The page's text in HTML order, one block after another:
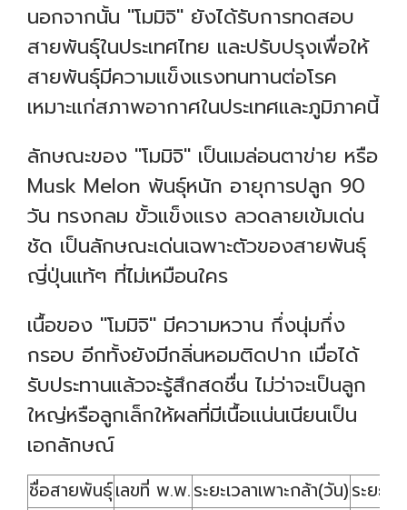
นอกจากนั้น "โมมิจิ" ยังได้รับการทดสอบ
สายพันธุ์ในประเทศไทย และปรับปรุงเพื่อให้
สายพันธุ์มีความแข็งแรงทนทานต่อโรค
เหมาะแก่สภาพอากาศในประเทศและภูมิภาคนี้
ลักษณะของ "โมมิจิ" เป็นเมล่อนตาข่าย หรือ
Musk Melon พันธุ์หนัก อายุการปลูก 90
วัน ทรงกลม ขั้วแข็งแรง ลวดลายเข้มเด่น
ชัด เป็นลักษณะเด่นเฉพาะตัวของสายพันธุ์
ญี่ปุ่นแท้ๆ ที่ไม่เหมือนใคร
เนื้อของ "โมมิจิ" มีความหวาน กึ่งนุ่มกึ่ง
กรอบ อีกทั้งยังมีกลิ่นหอมติดปาก เมื่อได้
รับประทานแล้วจะรู้สึกสดชื่น ไม่ว่าจะเป็นลูก
ใหญ่หรือลูกเล็กให้ผลที่มีเนื้อแน่นเนียนเป็น
เอกลักษณ์
ชื่อสายพันธุ์เลขที่ พ.พ.ระยะเวลาเพาะกล้า(วัน)ระยะเ